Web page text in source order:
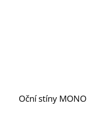
Oční stíny MONO